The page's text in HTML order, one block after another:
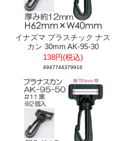
イナズマ プラスチック ナス
カン 30mm AK-95-30
138円(税込)
4947744379916